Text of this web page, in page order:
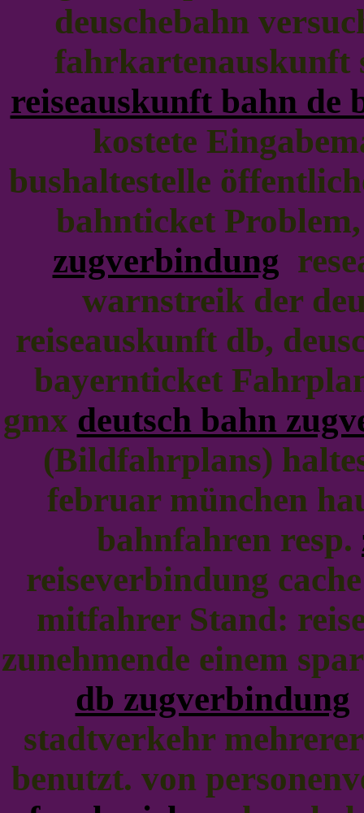
deuschebahn
fahrkartenauskunft
reiseauskunft bahn de
kostete
bushaltestelle
bahnticket
zugverbindung
warnstreik der
reiseauskunft db,
bayernticket
gmx deutsch bahn
(Bildfahrplans)
februar münchen
bahnfahren resp.
reiseverbindung
mitfahrer Stand:
zunehmende einem
db zugverbindung
stadtverkehr
benutzt. von